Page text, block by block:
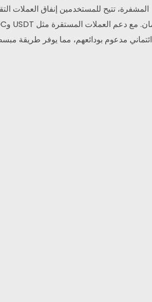
المشفرة، تتيح للمستخدمين إنفاق العملات
ائتماني مدعوم بودائعهم، مما يوفر طريقة